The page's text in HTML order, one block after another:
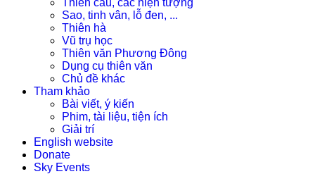
Thiên cầu, các hiện tượng
Sao, tinh vân, lỗ đen, ...
Thiên hà
Vũ trụ học
Thiên văn Phương Đông
Dụng cụ thiên văn
Chủ đề khác
Tham khảo
Bài viết, ý kiến
Phim, tài liệu, tiện ích
Giải trí
English website
Donate
Sky Events